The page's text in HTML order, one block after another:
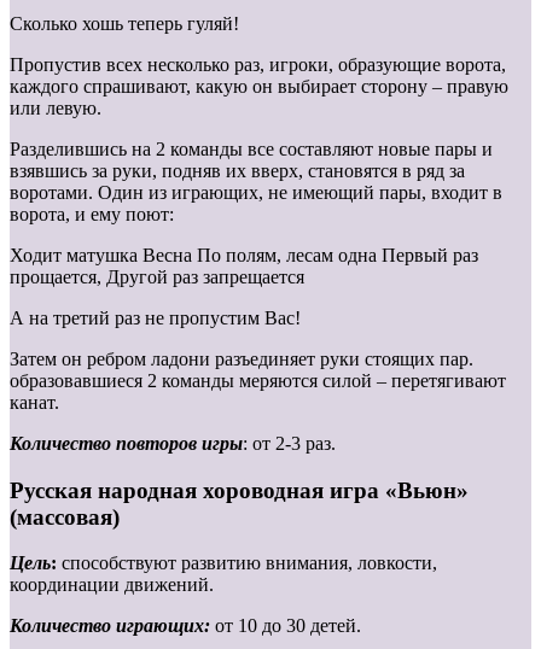
Сколько хошь теперь гуляй!
Пропустив всех несколько раз, игроки, образующие ворота,
каждого спрашивают, какую он выбирает сторону – правую
или левую.
Разделившись на 2 команды все составляют новые пары и
взявшись за руки, подняв их вверх, становятся в ряд за
воротами. Один из играющих, не имеющий пары, входит в
ворота, и ему поют:
Ходит матушка Весна По полям, лесам одна Первый раз
прощается, Другой раз запрещается
А на третий раз не пропустим Вас!
Затем он ребром ладони разъединяет руки стоящих пар.
образовавшиеся 2 команды меряются силой – перетягивают
канат.
Количество повторов игры: от 2-3 раз.
Русская народная хороводная игра «Вьюн»
(массовая)
Цель: способствуют развитию внимания, ловкости,
координации движений.
Количество играющих: от 10 до 30 детей.